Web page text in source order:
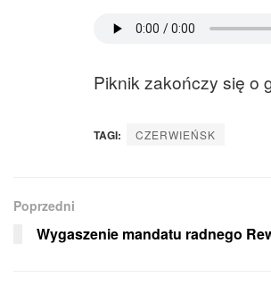
Piknik zakończy się o
TAGI: CZERWIEŃSK
Poprzedni
Wygaszenie mandatu radnego